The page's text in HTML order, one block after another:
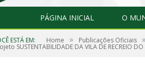
PÁGINA INICIAL O
ESTÁ EM: Home » Publicações Oficiais »
SUSTENTABILIDADE DA VILA DE RECREIO